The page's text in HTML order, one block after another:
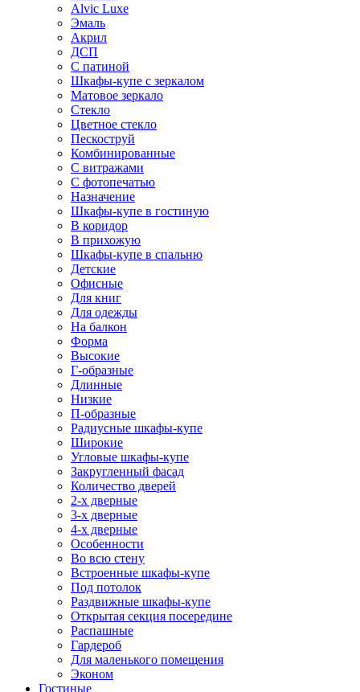
Alvic Luxe
Эмаль
Акрил
ДСП
С патиной
Шкафы-купе с зеркалом
Матовое зеркало
Стекло
Цветное стекло
Пескоструй
Комбинированные
С витражами
С фотопечатью
Назначение
Шкафы-купе в гостиную
В коридор
В прихожую
Шкафы-купе в спальню
Детские
Офисные
Для книг
Для одежды
На балкон
Форма
Высокие
Г-образные
Длинные
Низкие
П-образные
Радиусные шкафы-купе
Широкие
Угловые шкафы-купе
Закругленный фасад
Количество дверей
2-х дверные
3-х дверные
4-х дверные
Особенности
Во всю стену
Встроенные шкафы-купе
Под потолок
Раздвижные шкафы-купе
Открытая секция посередине
Распашные
Гардероб
Для маленького помещения
Эконом
Гостиные